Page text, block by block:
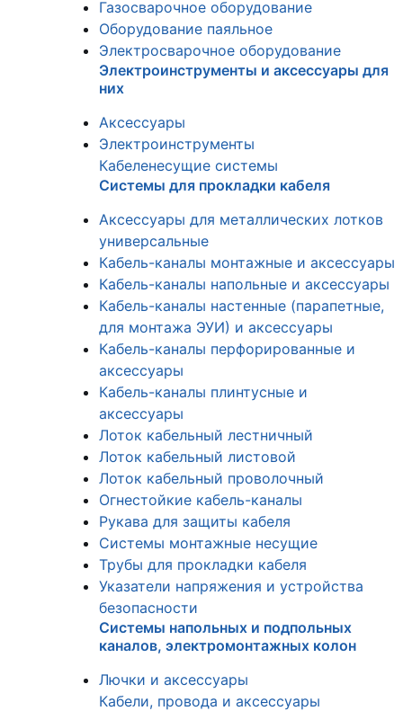
Газосварочное оборудование
Оборудование паяльное
Электросварочное оборудование
Электроинструменты и аксессуары для
них
Аксессуары
Электроинструменты
Кабеленесущие системы
Системы для прокладки кабеля
Аксессуары для металлических лотков
универсальные
Кабель-каналы монтажные и аксессуары
Кабель-каналы напольные и аксессуары
Кабель-каналы настенные (парапетные,
для монтажа ЭУИ) и аксессуары
Кабель-каналы перфорированные и
аксессуары
Кабель-каналы плинтусные и
аксессуары
Лоток кабельный лестничный
Лоток кабельный листовой
Лоток кабельный проволочный
Огнестойкие кабель-каналы
Рукава для защиты кабеля
Системы монтажные несущие
Трубы для прокладки кабеля
Указатели напряжения и устройства
безопасности
Системы напольных и подпольных
каналов, электромонтажных колон
Лючки и аксессуары
Кабели, провода и аксессуары